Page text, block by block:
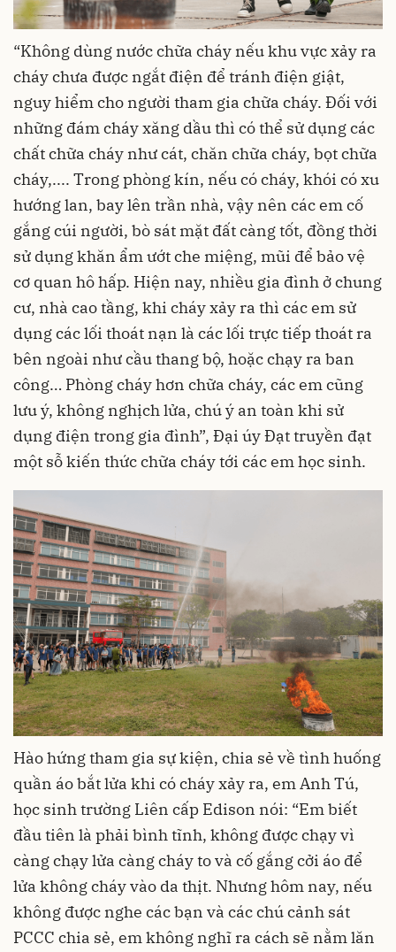
“Không dùng nước chữa cháy nếu khu vực xảy ra
cháy chưa được ngắt điện để tránh điện giật,
nguy hiểm cho người tham gia chữa cháy. Đối với
những đám cháy xăng dầu thì có thể sử dụng các
chất chữa cháy như cát, chăn chữa cháy, bọt chữa
cháy,.... Trong phòng kín, nếu có cháy, khói có xu
hướng lan, bay lên trần nhà, vậy nên các em cố
gắng cúi người, bò sát mặt đất càng tốt, đồng thời
sử dụng khăn ẩm ướt che miệng, mũi để bảo vệ
cơ quan hô hấp. Hiện nay, nhiều gia đình ở chung
cư, nhà cao tầng, khi cháy xảy ra thì các em sử
dụng các lối thoát nạn là các lối trực tiếp thoát ra
bên ngoài như cầu thang bộ, hoặc chạy ra ban
công… Phòng cháy hơn chữa cháy, các em cũng
lưu ý, không nghịch lửa, chú ý an toàn khi sử
dụng điện trong gia đình”, Đại úy Đạt truyền đạt
một sỗ kiến thức chữa cháy tới các em học sinh.
Hào hứng tham gia sự kiện, chia sẻ về tình huống
quần áo bắt lửa khi có cháy xảy ra, em Anh Tú,
học sinh trường Liên cấp Edison nói: “Em biết
đầu tiên là phải bình tĩnh, không được chạy vì
càng chạy lửa càng cháy to và cố gắng cởi áo để
lửa không cháy vào da thịt. Nhưng hôm nay, nếu
không được nghe các bạn và các chú cảnh sát
PCCC chia sẻ, em không nghĩ ra cách sẽ nằm lăn